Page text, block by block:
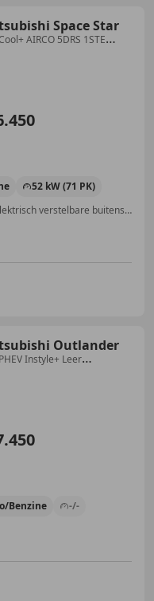
Space Star
AIRCO 5DRS 1STE
52 kW (71 PK)
Garantie, Airconditioning, Nieuwe APK, Elektrisch verstelbare buitenspiegels, Elektrische ramen, Alarm, Centrale deurvergrendeling met afstandsbediening, Getinte ramen
Outlander
Instyle+ Leer
Benzine -/-